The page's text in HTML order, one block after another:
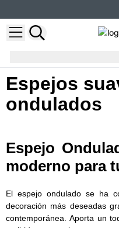
Espejos
ondulados
Espejo
moderno para
El espejo ondulado se ha
decoración más deseadas
contemporánea. Aporta un